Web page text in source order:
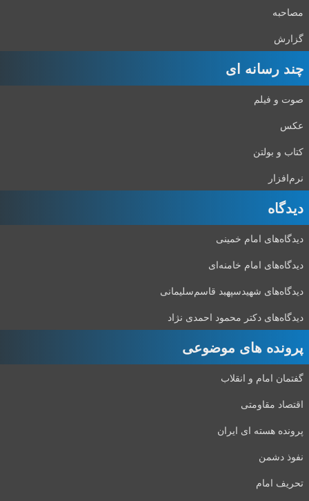
مصاحبه
گزارش
چند رسانه ای
صوت و فیلم
عکس
کتاب و بولتن
نرم‌افزار
دیدگاه‌
دیدگاه‌های امام خمینی
دیدگاه‌های امام خامنه‌ای
دیدگاه‌های شهید‌سپهبد قاسم‌سلیمانی
دیدگاه‌های دکتر محمود احمدی نژاد
پرونده های موضوعی
گفتمان امام و انقلاب
اقتصاد مقاومتی
پرونده هسته ای ایران
نفوذ دشمن
تحریف امام